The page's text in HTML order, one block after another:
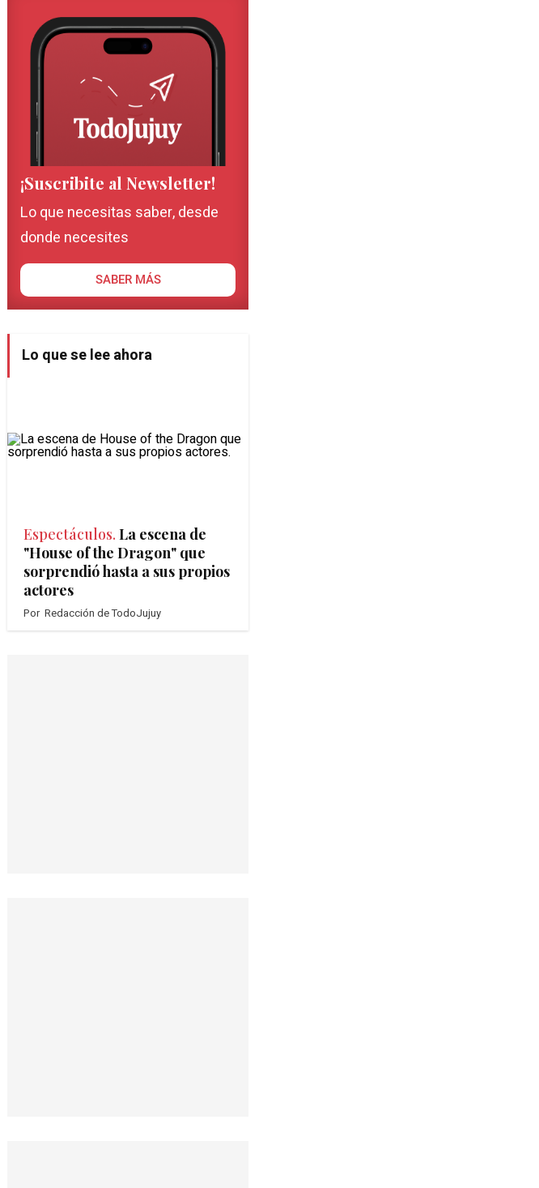
¡Suscribite al Newsletter!
Lo que necesitas saber, desde
donde necesites
SABER MÁS
Lo que se lee ahora
Espectáculos. La escena de
"House of the Dragon" que
sorprendió hasta a sus propios
actores
Por Redacción de TodoJujuy